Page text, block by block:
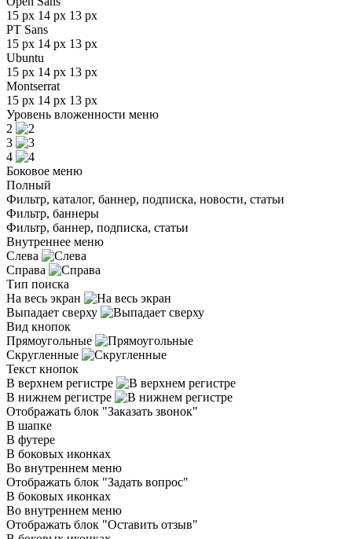
15 px 14 px 13 px
PT Sans
15 px 14 px 13 px
Ubuntu
15 px 14 px 13 px
Montserrat
15 px 14 px 13 px
Уровень вложенности меню
2
3
4
Боковое меню
Полный
Фильтр, каталог, баннер, подписка, новости, статьи
Фильтр, баннеры
Фильтр, баннер, подписка, статьи
Внутреннее меню
Слева
Справа
Тип поиска
На весь экран
Выпадает сверху
Вид кнопок
Прямоугольные
Скругленные
Текст кнопок
В верхнем регистре
В нижнем регистре
Отображать блок "Заказать звонок"
В шапке
В футере
В боковых иконках
Во внутреннем меню
Отображать блок "Задать вопрос"
В боковых иконках
Во внутреннем меню
Отображать блок "Оставить отзыв"